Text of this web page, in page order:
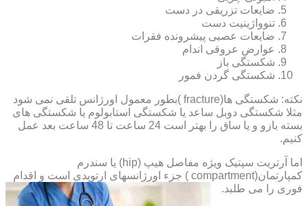
ضایعات تزریقی در دست
تنوواژینیت دست
ضایعات عصبی پیشرونده فقرات
عوارض عروقی اندام
شکستگی باز
شکستگی گردن فمور
نکته: شکستگی ها(fracture )بطور معمول اورژانس تلقی نمی شود
مثلا شکستگی دوبل ساعد یا شکستگی استابولوم یا شکستگی های
بسته بازو و یا ساق را بهتر است 24 ساعت تا 48 ساعت بعد عمل
کنیم.
اما آرتریت سپتیک ویژه مفاصل هیپ (hip) یا سندرم
کمپارتمان(compartment ) جزء اورژانسهای ارتوپدی است و اقدام
فوری را می طلبد.